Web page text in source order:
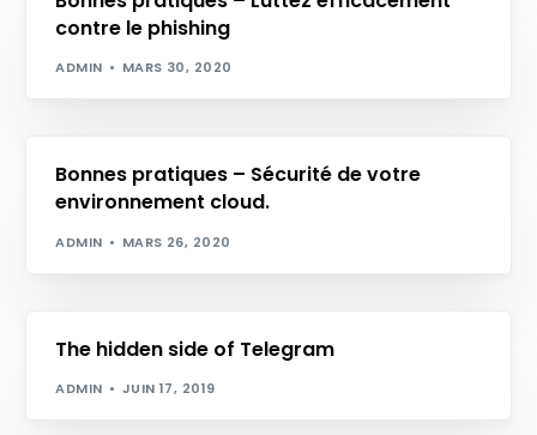
contre le phishing
ADMIN MARS 30, 2020
Bonnes pratiques – Sécurité de votre
environnement cloud.
ADMIN MARS 26, 2020
The hidden side of Telegram
ADMIN JUIN 17, 2019